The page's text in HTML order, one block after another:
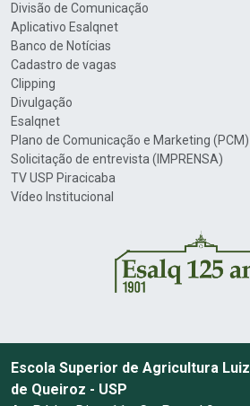
Divisão de Comunicação
Aplicativo Esalqnet
Banco de Notícias
Cadastro de vagas
Clipping
Divulgação
Esalqnet
Plano de Comunicação e Marketing (PCM)
Solicitação de entrevista (IMPRENSA)
TV USP Piracicaba
Vídeo Institucional
Escola Superior de Agricultura Luiz
de Queiroz - USP